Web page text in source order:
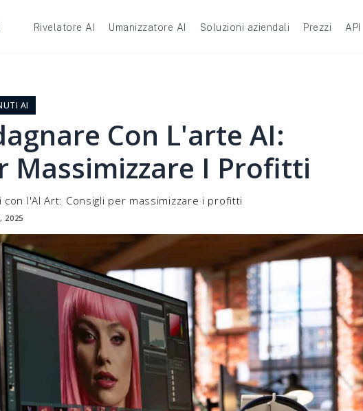
Rivelatore AI Umanizzatore AI Soluzioni aziendali Prezzi API
AI
Con L'arte AI:
Massimizzare I Profitti
con l'AI Art: Consigli per massimizzare i profitti
2025